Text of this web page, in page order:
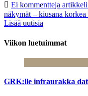
Ei kommentteja
näkymät – kiusana
Lisää uutisia
Viikon luetuimmat
GRK:lle infraurakka